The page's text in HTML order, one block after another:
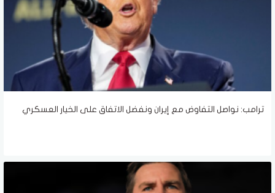
ترامب: نواصل التفاوض مع إيران ونفضل الاتفاق على الخيار العسكري